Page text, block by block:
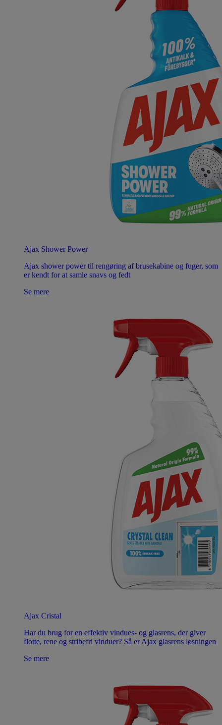
Ajax Shower Power
Ajax shower power til rengøring af brusekabine og fuger, som
er kendt for at samle snavs og fedt
Se mere
Ajax Cristal
Har du brug for en effektiv vindues- og glasrens, der giver
flotte, rene og stribefri vinduer? Så er Ajax glasrens løsningen
Se mere